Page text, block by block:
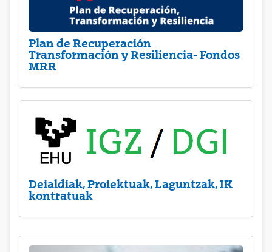
Plan de Recuperación
Transformación y Resiliencia- Fondos
MRR
Deialdiak, Proiektuak, Laguntzak, IK
kontratuak